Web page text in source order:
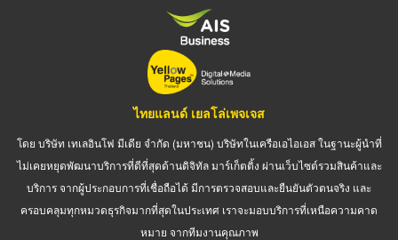
ไทยแลนด์ เยลโล่เพจเจส
โดย บริษัท เทเลอินโฟ มีเดีย จำกัด (มหาชน) บริษัทในเครือเอไอเอส ในฐานะผู้นำที่
ไม่เคยหยุดพัฒนาบริการที่ดีที่สุดด้านดิจิทัล มาร์เก็ตติ้ง ผ่านเว็บไซต์รวมสินค้าและ
บริการ จากผู้ประกอบการที่เชื่อถือได้ มีการตรวจสอบและยืนยันตัวตนจริง และ
ครอบคลุมทุกหมวดธุรกิจมากที่สุดในประเทศ เราจะมอบบริการที่เหนือความคาด
หมาย จากทีมงานคุณภาพ